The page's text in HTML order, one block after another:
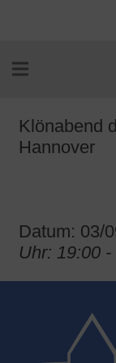
Klönabend
Hannover
Datum: 03/
Uhr: 19:00 -